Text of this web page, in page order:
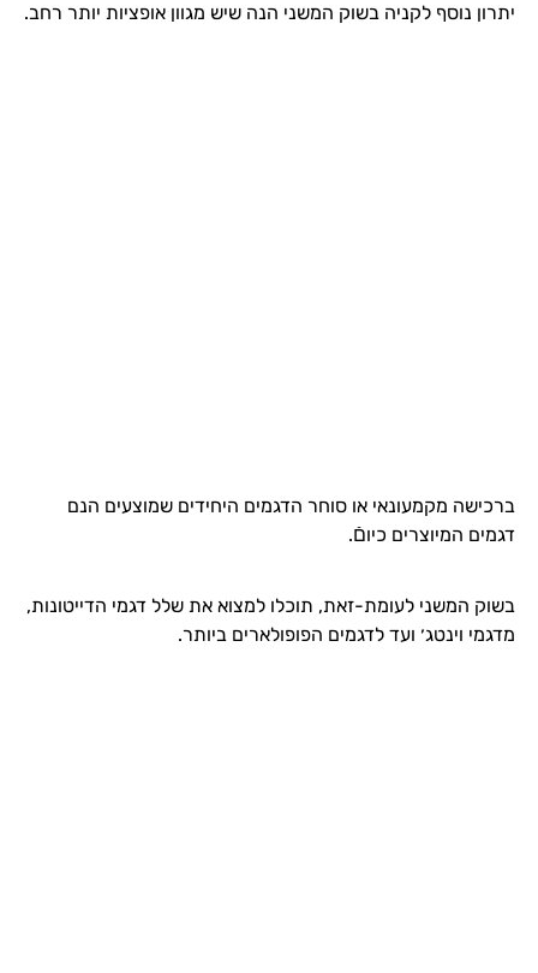
יתרון נוסף לקניה בשוק המשני הנה שיש מגוון אופציות יותר רחב.
ברכישה מקמעונאי או סוחר הדגמים היחידים שמוצעים הנם
דגמים המיוצרים כיוםֿ.
בשוק המשני לעומת-זאת, תוכלו למצוא את שלל דגמי הדייטונות,
מדגמי וינטג׳ ועד לדגמים הפופולארים ביותר.